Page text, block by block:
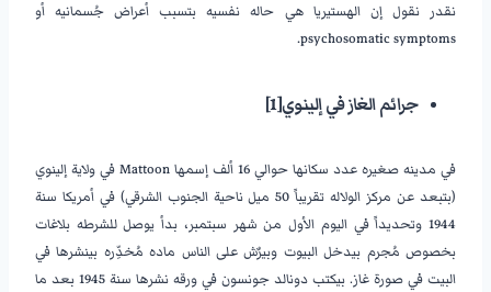
نقدر نقول إن الهستيريا هي حاله نفسيه بتسبب أعراض جُسمانيه أو
psychosomatic symptoms.
جرائم الغاز في إلينوي[1]
في مدينه صغيره عدد سكانها حوالي 16 ألف إسمها Mattoon في ولاية إلينوي
(بتبعد عن مركز الولاله تقريباً 50 ميل ناحية الجنوب الشرقي) في أمريكا سنة
1944 وتحديداً في اليوم الأول من شهر سبتمبر، بدأ يوصل للشرطه بلاغات
بخصوص مُجرم بيدخل البيوت وبيرٌش على الناس ماده مُخدِّره بينشرها في
البيت في صورة غاز. بيكتب دونالد جونسون في ورقه نشرها سنة 1945 بعد ما